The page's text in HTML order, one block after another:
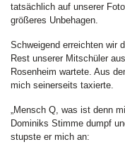
tatsächlich auf unserer
größeres Unbehagen.
Schweigend erreichten wir
Rest unserer Mitschüler
Rosenheim wartete. Aus
mich seinerseits taxierte.
„Mensch Q, was ist denn
Dominiks Stimme dumpf
stupste er mich an: